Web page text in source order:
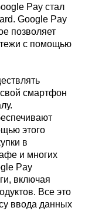
Pay стал
Google Pay
позволяет
с помощью
смартфон
этого
в
и многих
Pay
включая
Все это
ввода данных